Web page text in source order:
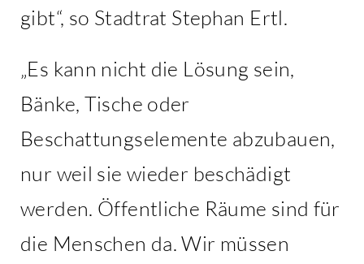
gibt“, so Stadtrat Stephan Ertl.
„Es kann nicht die Lösung sein,
Bänke, Tische oder
Beschattungselemente abzubauen,
nur weil sie wieder beschädigt
werden. Öffentliche Räume sind für
die Menschen da. Wir müssen